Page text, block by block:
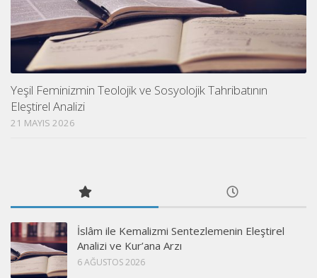
Yeşil Feminizmin Teolojik ve Sosyolojik Tahribatının
Eleştirel Analizi
21 MAYIS 2026
İslâm ile Kemalizmi Sentezlemenin Eleştirel
Analizi ve Kur’ana Arzı
6 AĞUSTOS 2026